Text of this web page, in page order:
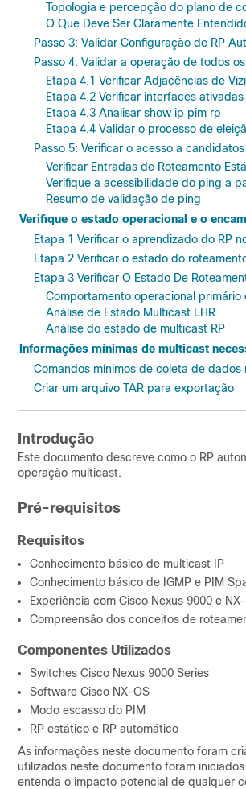
Topologia e percepção do plano de
O Que Deve Ser Claramente
Passo 3: Validar Configuração de RP
Passo 4: Validar a operação de todos
Etapa 4.1 Verificar Adjacências de
Etapa 4.2 Verificar interfaces ativadas
Etapa 4.3 Analisar show ip pim rp
Etapa 4.4 Validar o processo de
Passo 5: Verificar o acesso a
Verificar Entradas de Roteamento
Verifique a acessibilidade do ping a
Resumo de validação de ping
Verifique o estado operacional e o
Etapa 1 Verificar o aprendizado do RP
Etapa 2 Verificar o estado do
Etapa 3 Verificar O Estado De
Comportamento operacional primário
Análise de Estado Multicast LHR
Análise do estado de multicast RP
Informações mínimas de multicast
Comandos mínimos de coleta de dados
Criar um arquivo TAR para exportação
Introdução
Este documento descreve como o RP
operação multicast.
Pré-requisitos
Requisitos
Conhecimento básico de multicast IP
Conhecimento básico de IGMP e PIM
Experiência com Cisco Nexus 9000 e NX-
Compreensão dos conceitos de
Componentes Utilizados
Switches Cisco Nexus 9000 Series
Software Cisco NX-OS
Modo escasso do PIM
RP estático e RP automático
As informações neste documento foram
utilizados neste documento foram
entenda o impacto potencial de qualquer